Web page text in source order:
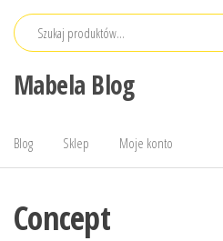
Przejdź
Mabela Blog
Blog Sklep Moje konto
Concept